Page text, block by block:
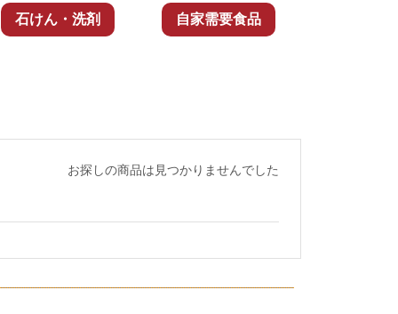
石けん・洗剤 自家需要食品
お探しの商品は見つかりませんでした